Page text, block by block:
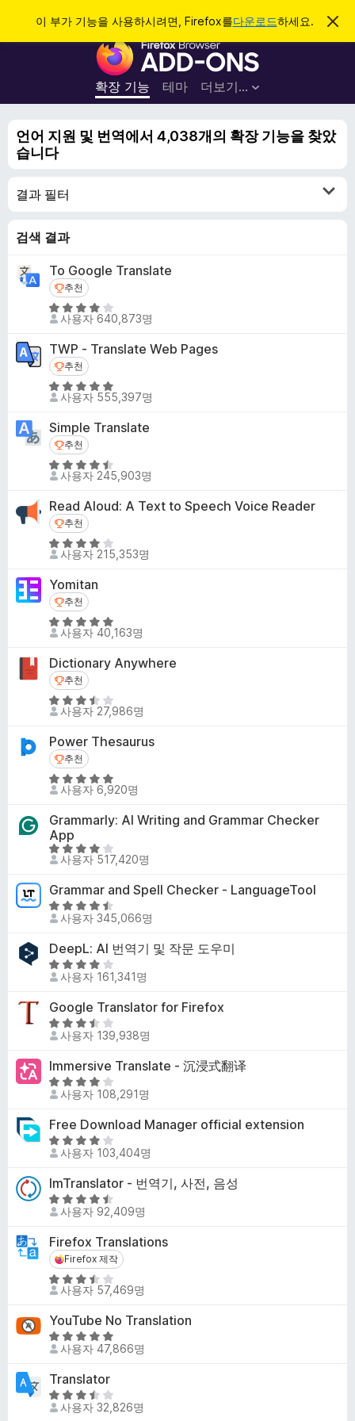
이 부가 기능을 사용하시려면, Firefox를다운로드하세요.
이
림
F
r
e
o
확장 기능 테마 더보기…
로그인
언어 지원 및 번역에서 4,038개의 확장 기능을 찾았
습니다
결과 필터
검색 결과
To Google Translate
추천
추천
5
점
만
점
에
4
1
점
사용자 640,873명
TWP - Translate Web Pages
추천
추천
5
점
만
점
에
4
8
점
사용자 555,397명
Simple Translate
추천
추천
5
점
만
점
에
4
6
점
사용자 245,903명
Read Aloud: A Text to Speech Voice Reader
추천
추천
5
점
만
점
에
3
8
점
사용자 215,353명
Yomitan
추천
추천
5
점
만
점
에
4
8
점
사용자 40,163명
Dictionary Anywhere
추천
추천
5
점
만
점
에
3
5
점
사용자 27,986명
Power Thesaurus
추천
추천
5
점
만
점
에
4
8
점
사용자 6,920명
Grammarly: AI Writing and Grammar Checker
App
5
점
만
점
에
.
1
점
사용자 517,420명
Grammar and Spell Checker - LanguageTool
5
점
만
점
에
.
5
점
사용자 345,066명
DeepL: AI 번역기 및 작문 도우미
5
점
만
점
에
2
점
사용자 161,341명
Google Translator for Firefox
5
점
만
점
에
.
4
점
사용자 139,938명
Immersive Translate - 沉浸式翻译
5
점
만
점
에
8
점
사용자 108,291명
Free Download Manager official extension
5
점
만
점
에
.
1
점
사용자 103,404명
ImTranslator - 번역기, 사전, 음성
5
점
만
점
에
4
5
점
사용자 92,409명
Firefox Translations
Firefox 제작
Firefox 제작
5
점
만
점
에
5
점
사용자 57,469명
YouTube No Translation
5
점
만
점
에
사용자 47,866명
Translator
5
점사용자 32,826명